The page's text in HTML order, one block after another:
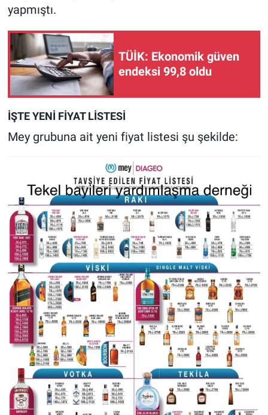
yapmıştı.
TÜİK: Ekonomik güven
endeksi 99,8 oldu
İŞTE YENİ FİYAT LİSTESİ
Mey grubuna ait yeni fiyat listesi şu şekilde: